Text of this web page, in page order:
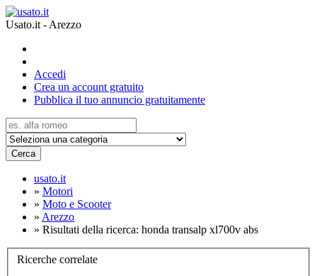
Usato.it - Arezzo
Accedi
Crea un account gratuito
Pubblica il tuo annuncio gratuitamente
Cerca
usato.it
» Motori
» Moto e Scooter
» Arezzo
» Risultati della ricerca: honda transalp xl700v abs
Ricerche correlate